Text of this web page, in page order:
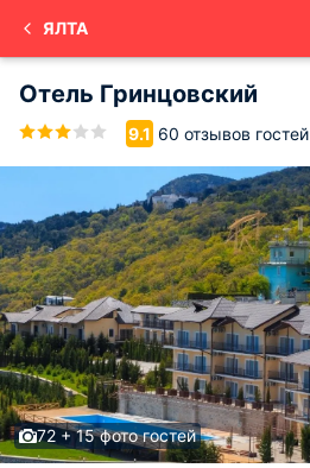
ЯЛТА
Отель Гринцовский
9.1 60 отзывов гостей
72 + 15 фото гостей